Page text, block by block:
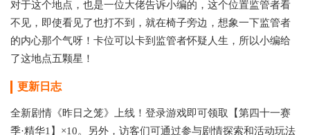
对于这个地点，也是一位大佬告诉小编的，这个位置监管者看
不见，即使看见了也打不到，就在椅子旁边，想象一下监管者
的内心那个气呀！卡位可以卡到监管者怀疑人生，所以小编给
了这地点五颗星！
更新日志
全新剧情《昨日之笼》上线！登录游戏即可领取【第四十一赛
季·精华1】×10。另外，访客们可通过参与剧情探索和活动玩法